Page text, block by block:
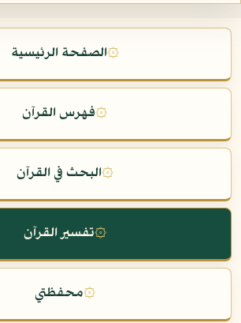
۞الصفحة الرئيسية
۞فهرس القرآن
۞البحث في القرآن
۞تفسير القرآن
۞محفظتي